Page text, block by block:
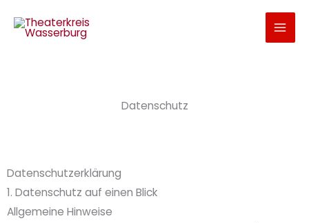
Inhalt
Datenschutz
Datenschutz­erklärung
1. Datenschutz auf einen Blick
Allgemeine Hinweise